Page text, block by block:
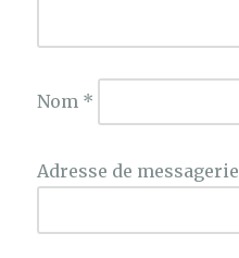
Nom *
Adresse de messagerie